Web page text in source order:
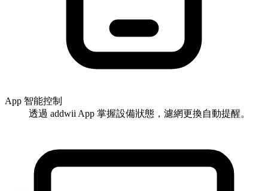
App 智能控制
透過 addwii App 掌握設備狀態，濾網更換自動提醒。